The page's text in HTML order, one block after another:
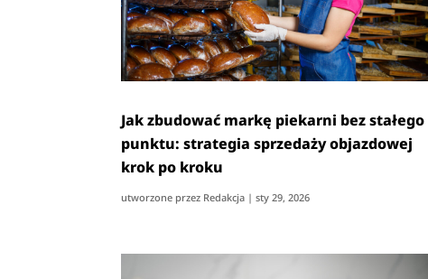
Jak zbudować markę piekarni bez stałego
punktu: strategia sprzedaży objazdowej
krok po kroku
utworzone przez Redakcja |sty 29, 2026